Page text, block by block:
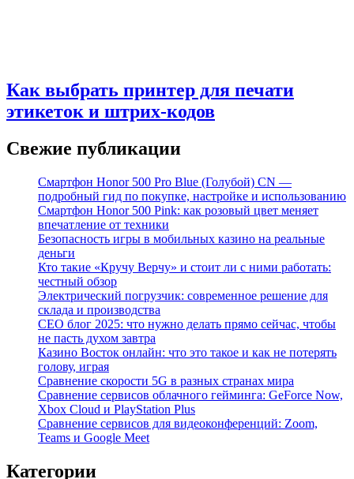
Как выбрать принтер для печати
этикеток и штрих-кодов
Свежие публикации
Смартфон Honor 500 Pro Blue (Голубой) CN —
подробный гид по покупке, настройке и использованию
Смартфон Honor 500 Pink: как розовый цвет меняет
впечатление от техники
Безопасность игры в мобильных казино на реальные
деньги
Кто такие «Кручу Верчу» и стоит ли с ними работать:
честный обзор
Электрический погрузчик: современное решение для
склада и производства
СЕО блог 2025: что нужно делать прямо сейчас, чтобы
не пасть духом завтра
Казино Восток онлайн: что это такое и как не потерять
голову, играя
Сравнение скорости 5G в разных странах мира
Сравнение сервисов облачного гейминга: GeForce Now,
Xbox Cloud и PlayStation Plus
Сравнение сервисов для видеоконференций: Zoom,
Teams и Google Meet
Категории